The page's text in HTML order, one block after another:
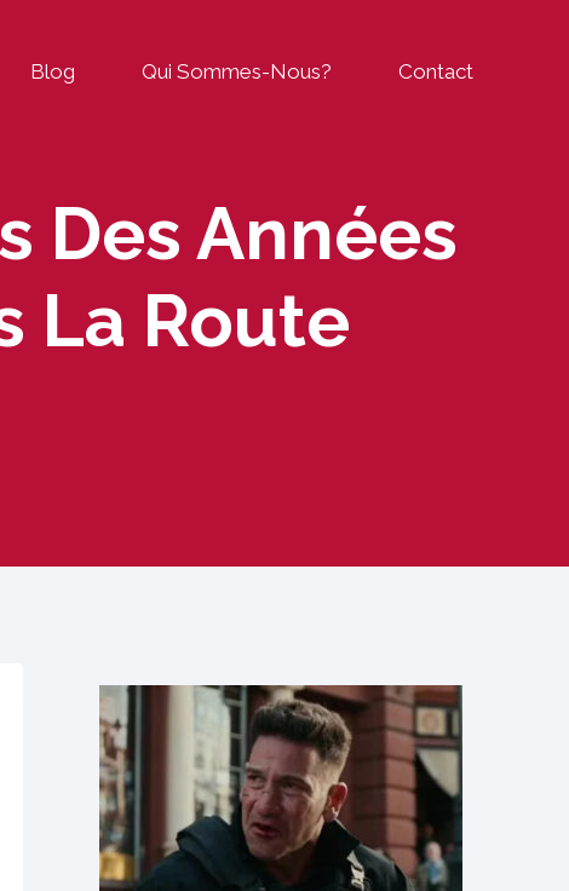
Blog Qui Sommes-Nous? Contact
Des Années
La Route